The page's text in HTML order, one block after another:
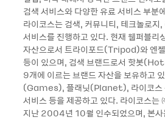
검색 서비스와 다양한 유료 서비스 부분
라이코스는 검색, 커뮤니티, 테크놀로지
서비스를 진행하고 있다. 현재 웹퍼블리
자산으로서 트라이포드(Tripod)와
등이 있으며, 검색 브랜드로서 핫봇
9개에 이르는 브랜드 자산을 보유하고
(Games), 플래닛(Planet), 라이코
서비스 등을 제공하고 있다. 라이코스는
지난 2004년 10월 인수되었으며, 본사